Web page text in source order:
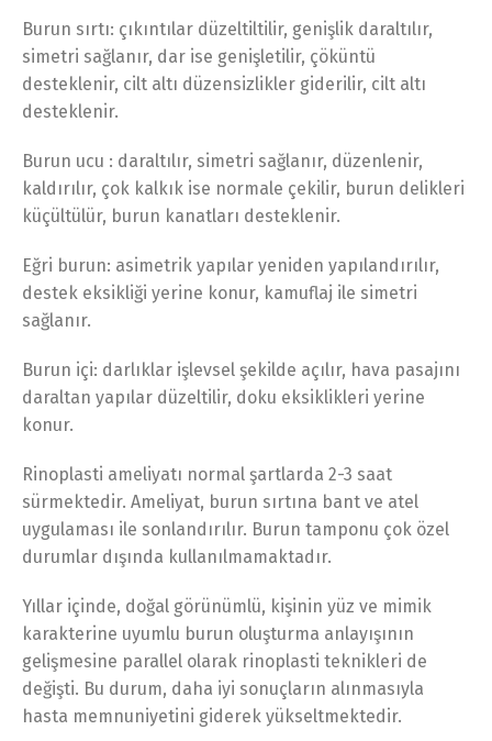
Burun sırtı: çıkıntılar düzeltiltilir, genişlik daraltılır,
simetri sağlanır, dar ise genişletilir, çöküntü
desteklenir, cilt altı düzensizlikler giderilir, cilt altı
desteklenir.
Burun ucu : daraltılır, simetri sağlanır, düzenlenir,
kaldırılır, çok kalkık ise normale çekilir, burun delikleri
küçültülür, burun kanatları desteklenir.
Eğri burun: asimetrik yapılar yeniden yapılandırılır,
destek eksikliği yerine konur, kamuflaj ile simetri
sağlanır.
Burun içi: darlıklar işlevsel şekilde açılır, hava pasajını
daraltan yapılar düzeltilir, doku eksiklikleri yerine
konur.
Rinoplasti ameliyatı normal şartlarda 2-3 saat
sürmektedir. Ameliyat, burun sırtına bant ve atel
uygulaması ile sonlandırılır. Burun tamponu çok özel
durumlar dışında kullanılmamaktadır.
Yıllar içinde, doğal görünümlü, kişinin yüz ve mimik
karakterine uyumlu burun oluşturma anlayışının
gelişmesine parallel olarak rinoplasti teknikleri de
değişti. Bu durum, daha iyi sonuçların alınmasıyla
hasta memnuniyetini giderek yükseltmektedir.